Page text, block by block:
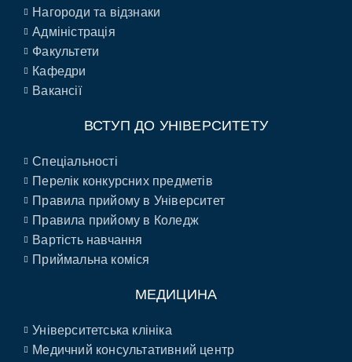
Нагороди та відзнаки
Адміністрація
Факультети
Кафедри
Вакансії
ВСТУП ДО УНІВЕРСИТЕТУ
Спеціальності
Перелік конкурсних предметів
Правила прийому в Університет
Правила прийому в Коледж
Вартість навчання
Приймальна коміся
МЕДИЦИНА
Університетська клініка
Медичний консультативний центр